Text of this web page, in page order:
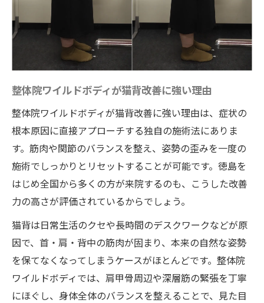
整体院ワイルドボディが猫背改善に強い理由
整体院ワイルドボディが猫背改善に強い理由は、症状の
根本原因に直接アプローチする独自の施術法にありま
す。筋肉や関節のバランスを整え、姿勢の歪みを一度の
施術でしっかりとリセットすることが可能です。徳島を
はじめ全国から多くの方が来院するのも、こうした改善
力の高さが評価されているからでしょう。
猫背は日常生活のクセや長時間のデスクワークなどが原
因で、首・肩・背中の筋肉が固まり、本来の自然な姿勢
を保てなくなってしまうケースがほとんどです。整体院
ワイルドボディでは、肩甲骨周辺や深層筋の緊張を丁寧
にほぐし、身体全体のバランスを整えることで、見た目